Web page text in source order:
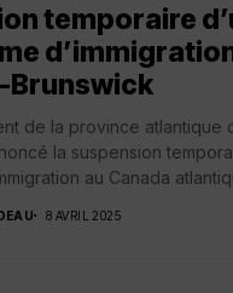
temporaire
Brunswick
de la province atlantique
la suspension
au Canada
8 AVRIL 2025